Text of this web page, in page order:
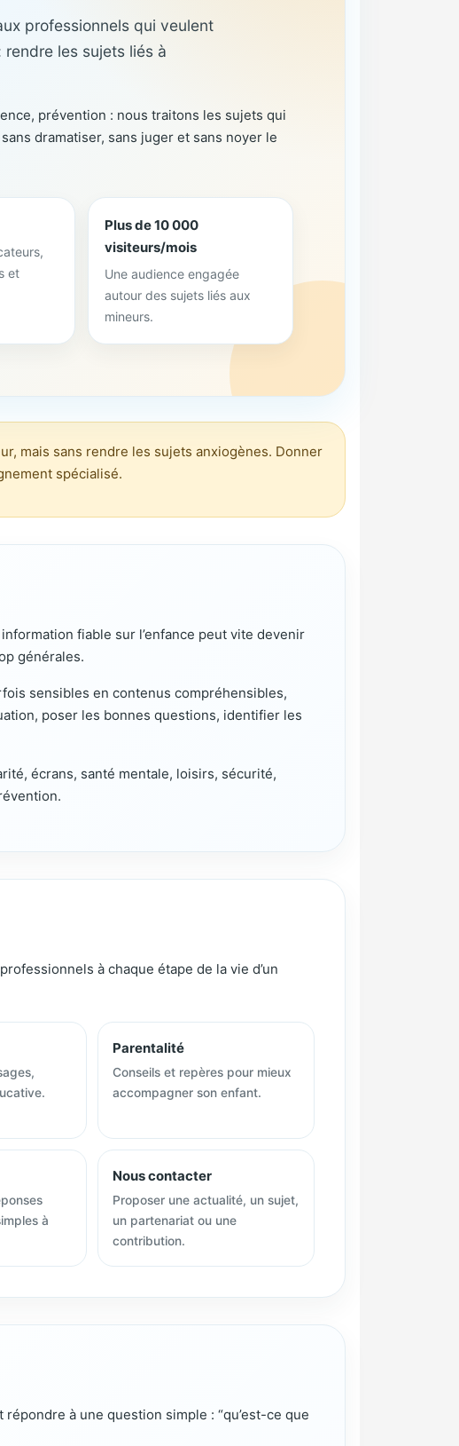
professionnels qui veulent
les sujets liés à
prévention : nous traitons les sujets qui
dramatiser, sans juger et sans noyer le
et
Plus de 10 000
visiteurs/mois
Une audience engagée
autour des sujets liés aux
mineurs.
mais sans rendre les sujets anxiogènes. Donner
spécialisé.
fiable sur l’enfance peut vite devenir
générales.
sensibles en contenus compréhensibles,
poser les bonnes questions, identifier les
écrans, santé mentale, loisirs, sécurité,
à chaque étape de la vie d’un
Parentalité
Conseils et repères pour mieux
accompagner son enfant.
à
Nous contacter
Proposer une actualité, un sujet,
un partenariat ou une
contribution.
à une question simple : “qu’est-ce que